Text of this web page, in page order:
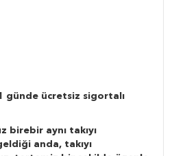
günde ücretsiz sigortalı
birebir aynı takıyı
anda, takıyı